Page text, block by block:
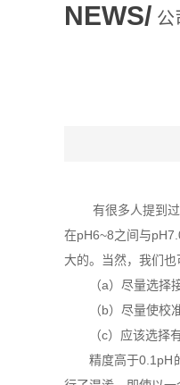
NEWS/ 公
有很多人提到过关
在pH6~8之间与
大的。当然，我们
（a）尽量选择接
（b）尽量使校准
（c）应该选择有
精度高于0.1pH的